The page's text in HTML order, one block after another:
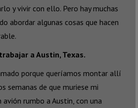
y vivir con ello. Pero hay muchas
abordar algunas cosas que hacen
a Austin, Texas.
porque queríamos montar allí
semanas de que muriese mi
rumbo a Austin, con una